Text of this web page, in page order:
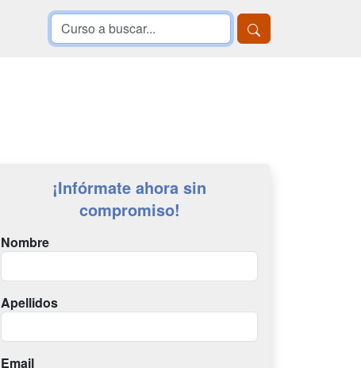
¡Infórmate ahora sin
compromiso!
Nombre
Apellidos
Email